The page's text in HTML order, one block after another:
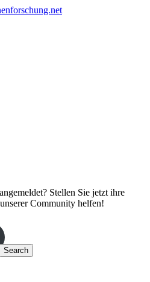
Stellen Sie jetzt ihre
Community helfen!
Search